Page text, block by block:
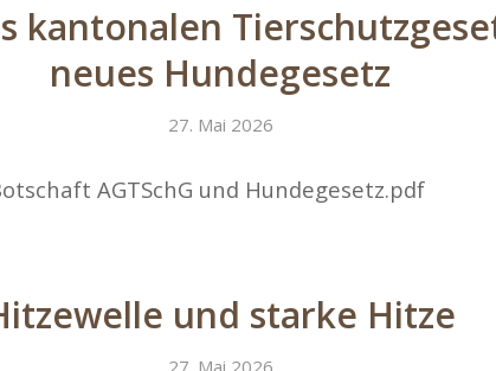
kantonalen
neues Hundegesetz
27. Mai 2026
AGTSchG und Hundegesetz.pdf
und starke Hitze
27. Mai 2026